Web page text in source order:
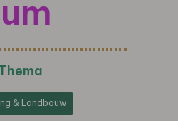
& Landbouw